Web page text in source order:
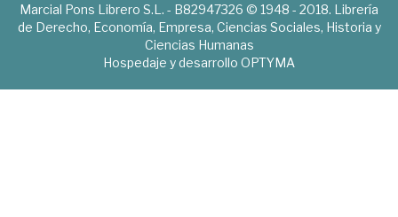
Marcial Pons Librero S.L. - B82947326 © 1948 - 2018. Librería
de Derecho, Economía, Empresa, Ciencias Sociales, Historia y
Ciencias Humanas
Hospedaje y desarrollo OPTYMA